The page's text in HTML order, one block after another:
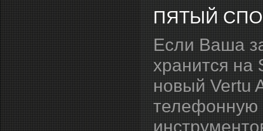
ПЯТЫЙ
Если Ваша
хранится на
новый Vertu
телефонную